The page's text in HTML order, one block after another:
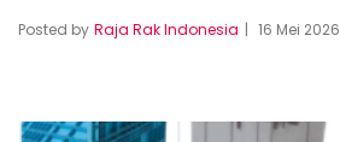
Posted by Raja Rak Indonesia 16 Mei 2026